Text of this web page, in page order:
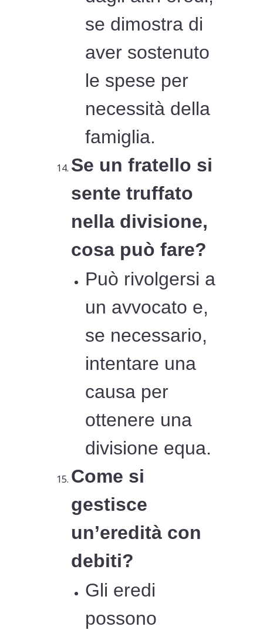
se dimostra di
aver sostenuto
le spese per
necessità della
famiglia.
Se un fratello si
sente truffato
nella divisione,
cosa può fare?
Può rivolgersi a
un avvocato e,
se necessario,
intentare una
causa per
ottenere una
divisione equa.
Come si
gestisce
un’eredità con
debiti?
Gli eredi
possono